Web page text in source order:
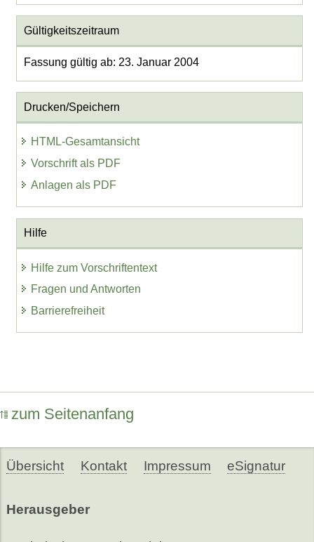
Gültigkeitszeitraum
Fassung gültig ab: 23. Januar 2004
Drucken/Speichern
HTML-Gesamtansicht
Vorschrift als PDF
Anlagen als PDF
Hilfe
Hilfe zum Vorschriftentext
Fragen und Antworten
Barrierefreiheit
zum Seitenanfang
Übersicht Kontakt Impressum eSignatur
Herausgeber